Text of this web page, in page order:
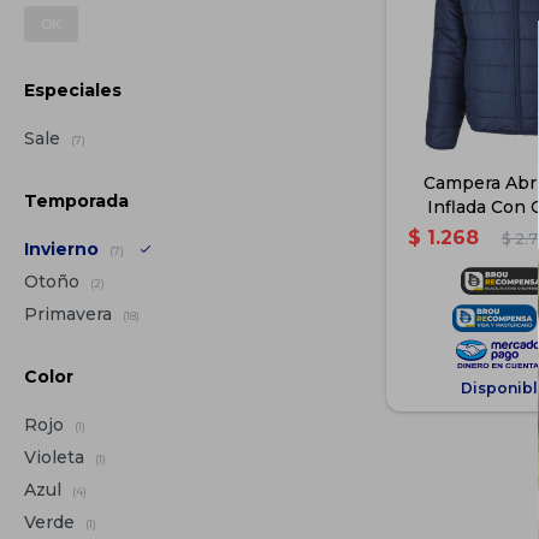
Campera
Inflada Con
Hombre
$ 1.268 $
Especiales
Sale (7)
Temporada
Invierno (7)
Otoño (2)
Primavera (18)
Color
Rojo (1)
Violeta (1)
Azul (4)
Verde (1)